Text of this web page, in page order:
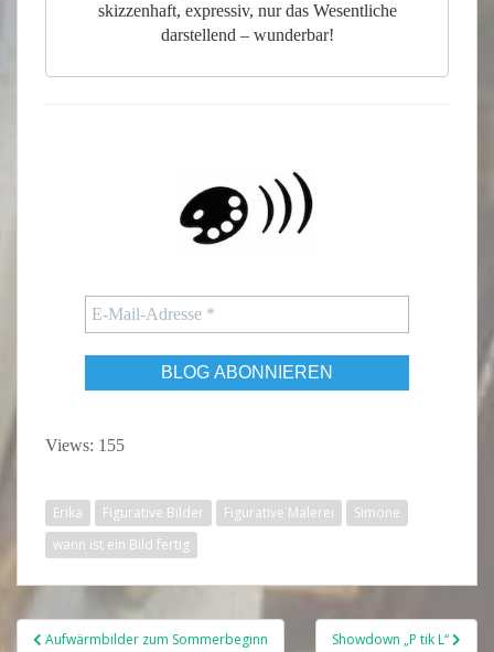
skizzenhaft, expressiv, nur das Wesentliche
darstellend – wunderbar!
Views: 155
Erika Figurative Bilder Figurative Malerei
Simone
wann ist ein Bild fertig
Beitragsnavigation
Aufwärmbilder zum Sommerbeginn Showdown „P tik L“